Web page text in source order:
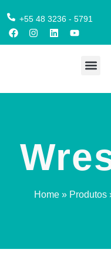
+55 48 3236 - 5791
Home» Produtos